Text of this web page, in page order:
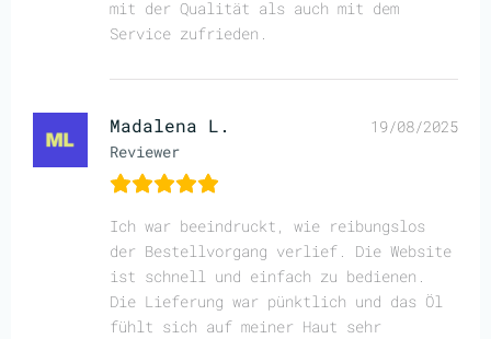
mit der Qualität als auch mit dem
Service zufrieden.
Madalena L.
Reviewer
19/08/2025
Ich war beeindruckt, wie reibungslos
der Bestellvorgang verlief. Die Website
ist schnell und einfach zu bedienen.
Die Lieferung war pünktlich und das Öl
fühlt sich auf meiner Haut sehr